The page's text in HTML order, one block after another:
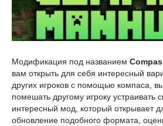
Модификация под названием
вам открыть для себя интересный
других игроков с помощью компаса,
помешать другому игроку устраивать
интересный мод, который открывает
обновление подобного формата,